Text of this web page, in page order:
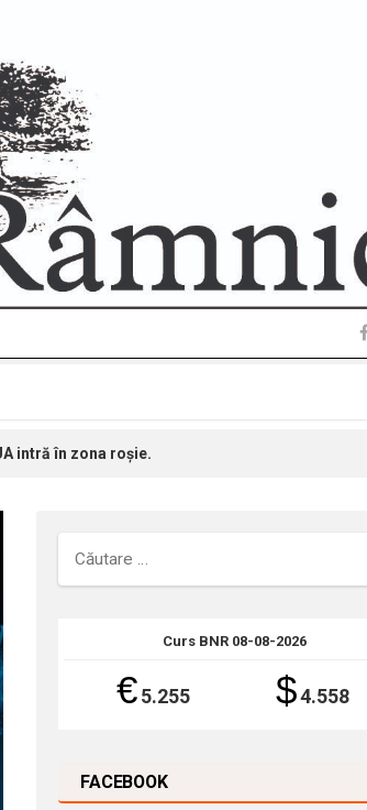
intră în zona roșie.
Curs BNR 08-08-2026
€ 5.255 $4.558
FACEBOOK